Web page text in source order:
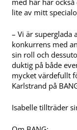
med här har
lite av mitt
– Vi är superglada
konkurrens med
sin roll och
duktig på både
mycket värdefullt
Karlstrand på
Isabelle tillträder